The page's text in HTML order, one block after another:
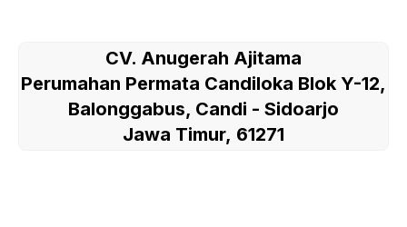
CV. Anugerah Ajitama
Perumahan Permata Candiloka Blok Y-12,
Balonggabus, Candi - Sidoarjo
Jawa Timur, 61271